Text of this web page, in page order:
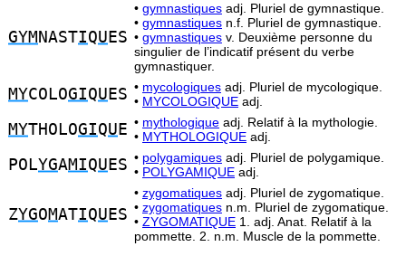
GYM NASTIQU ES
• gymnastiques adj. Pluriel de gymnastique.
• gymnastiques n.f. Pluriel de gymnastique.
• gymnastiques v. Deuxième personne du
singulier de l’indicatif présent du verbe
gymnastiquer.
MYCOLOGIQU ES • mycologiques adj. Pluriel de mycologique.
• MYCOLOGIQUE adj.
MYTHOLOGIQU E • mythologique adj. Relatif à la mythologie.
• MYTHOLOGIQUE adj.
POLYGAMIQU ES • polygamiques adj. Pluriel de polygamique.
• POLYGAMIQUE adj.
ZYGOMATIQU ES
• zygomatiques adj. Pluriel de zygomatique.
• zygomatiques n.m. Pluriel de zygomatique.
• ZYGOMATIQUE 1. adj. Anat. Relatif à la
pommette. 2. n.m. Muscle de la pommette.